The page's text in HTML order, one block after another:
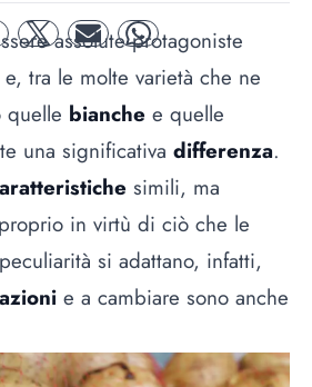
twitter mail whatsapp
assolute protagoniste
tra le molte varietà che ne
quelle bianche e quelle
una significativa differenza.
simili, ma
in virtù di ciò che le
si adattano, infatti,
e a cambiare sono anche